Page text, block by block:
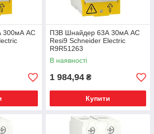
300мА AC
ПЗВ Шнайдер 63А 30мА AC
Resi9 Schneider Electric
R9R51263
В наявності
1 984,94 ₴
Купити